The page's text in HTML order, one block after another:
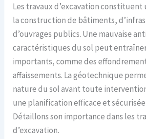
Les travaux d’excavation constituent
la construction de bâtiments,
d’ouvrages publics. Une mauvaise
caractéristiques du sol peut
importants, comme des
affaissements. La géotechnique
nature du sol avant toute
une planification efficace et
Détaillons son importance dans les
d’excavation.